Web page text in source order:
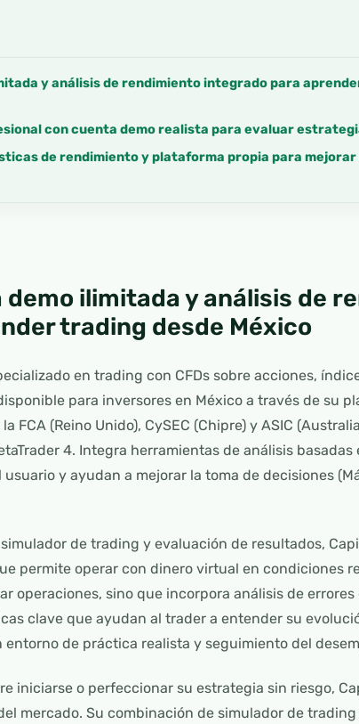
y análisis de rendimiento integrado para
con cuenta demo realista para evaluar
de rendimiento y plataforma propia para
ilimitada y análisis de
trading desde México
en trading con CFDs sobre acciones,
para inversores en México a través de su
FCA (Reino Unido), CySEC (Chipre) y ASIC
4. Integra herramientas de análisis
y ayudan a mejorar la toma de decisiones
de trading y evaluación de resultados,
permite operar con dinero virtual en condiciones
operaciones, sino que incorpora análisis de
clave que ayudan al trader a entender su
de práctica realista y seguimiento del
iniciarse o perfeccionar su estrategia sin riesgo,
mercado. Su combinación de simulador de